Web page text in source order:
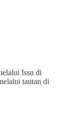
Issu di
tautan di